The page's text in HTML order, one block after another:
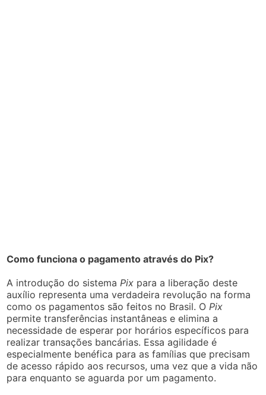
Como funciona o pagamento através do Pix?
A introdução do sistemaPix para a liberação deste
auxílio representa uma verdadeira revolução na forma
como os pagamentos são feitos no Brasil. OPix
permite transferências instantâneas e elimina a
necessidade de esperar por horários específicos para
realizar transações bancárias. Essa agilidade é
especialmente benéfica para as famílias que precisam
de acesso rápido aos recursos, uma vez que a vida não
para enquanto se aguarda por um pagamento.